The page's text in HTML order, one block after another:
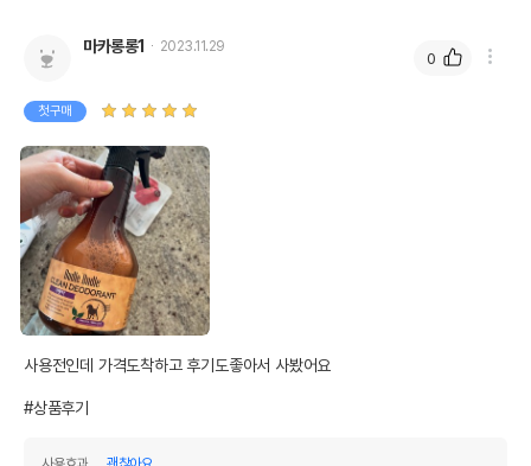
마카롱롱1 2023.11.29
첫구매
사용전인데 가격도착하고 후기도좋아서 사봤어요
#상품후기
0